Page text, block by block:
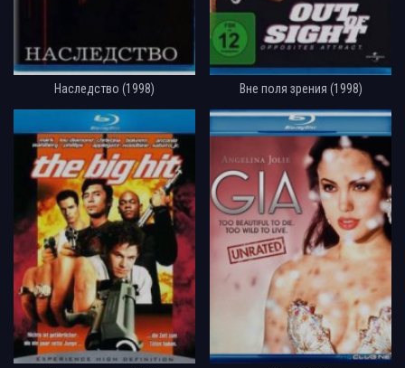
Наследство (1998) Вне поля зрения (1998)